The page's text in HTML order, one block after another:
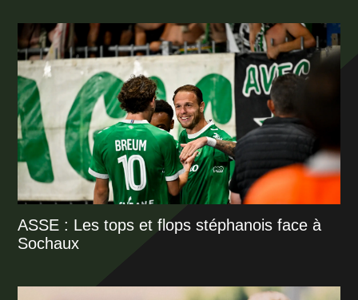
ASSE : Les tops et flops stéphanois face à
Sochaux